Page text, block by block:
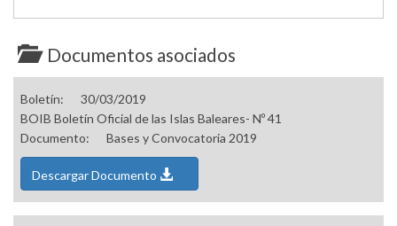
Documentos asociados
Boletín:
30/03/2019
BOIB Boletín Oficial de las Islas Baleares- Nº 41
Documento:
Bases y Convocatoria 2019
Descargar Documento